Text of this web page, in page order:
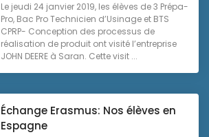
Le jeudi 24 janvier 2019, les élèves de 3 Prépa-
Pro, Bac Pro Technicien d’Usinage et BTS
CPRP- Conception des processus de
réalisation de produit ont visité l’entreprise
JOHN DEERE à Saran. Cette visit ...
Échange Erasmus: Nos élèves en
Espagne